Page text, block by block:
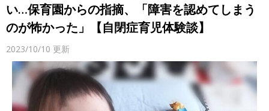
い…保育園からの指摘、「障害を認めてしまう
のが怖かった」【自閉症育児体験談】
2023/10/10 更新